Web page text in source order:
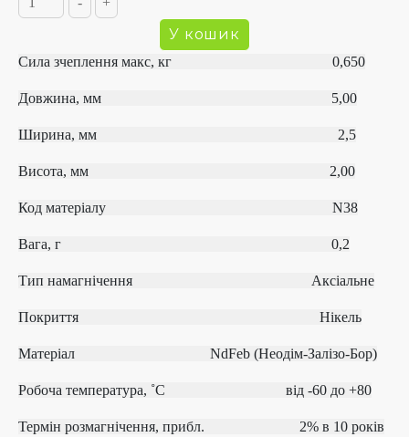
Сила зчеплення макс, кг 0,650
Довжина, мм 5,00
Ширина, мм 2,5
Висота, мм 2,00
Код матеріалу N38
Вага, г 0,2
Тип намагнічення Аксіальне
Покриття Нікель
Матеріал NdFeb (Неодім-Залізо-Бор)
Робоча температура, ˚С від ‐60 до +80
Термін розмагнічення, прибл. 2% в 10 років